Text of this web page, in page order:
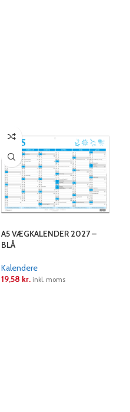
A5 VÆGKALENDER 2027 –
BLÅ
Kalendere
19,58 kr. inkl. moms